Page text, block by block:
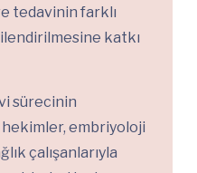
tedavinin farklı
katkı
sürecinin
hekimler, embriyoloji
çalışanlarıyla